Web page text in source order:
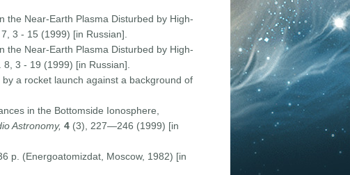
the Near-Earth Plasma Disturbed by High-
3 - 15 (1999) [in Russian].
the Near-Earth Plasma Disturbed by High-
8, 3 - 19 (1999) [in Russian].
a rocket launch against a background of
in the Bottomside Ionosphere,
Astronomy, 4 (3), 227—246 (1999) [in
p. (Energoatomizdat, Moscow, 1982) [in